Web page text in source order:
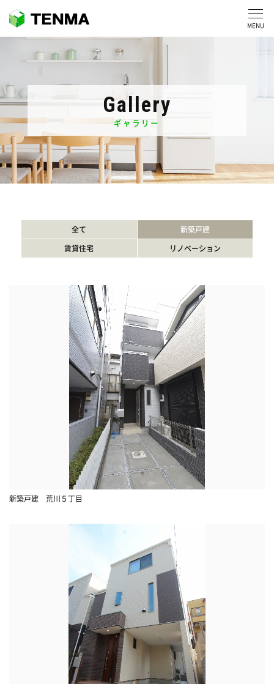
MENU
Gallery
ギャラリー
全て
新築戸建
賃貸住宅
リノベーション
新築戸建 荒川５丁目